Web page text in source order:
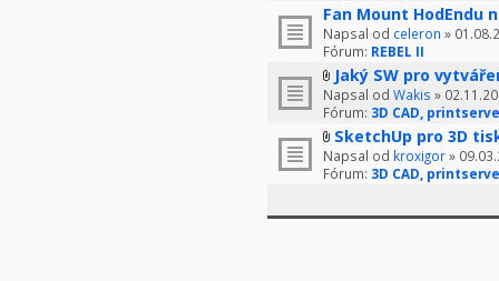
Fan Mount HodEndu
Napsal od celeron »
Fórum: REBEL II
Jaký SW pro
Napsal od Wakis »
Fórum: 3D CAD,
SketchUp pro 3D
Napsal od kroxigor»
Fórum: 3D CAD,